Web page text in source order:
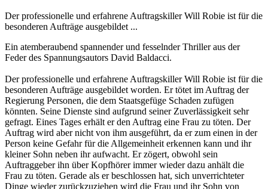
Der professionelle und erfahrene Auftragskiller Will Robie ist für die
besonderen Aufträge ausgebildet ...
Ein atemberaubend spannender und fesselnder Thriller aus der
Feder des Spannungsautors David Baldacci.
Der professionelle und erfahrene Auftragskiller Will Robie ist für die
besonderen Aufträge ausgebildet worden. Er tötet im Auftrag der
Regierung Personen, die dem Staatsgefüge Schaden zufügen
könnten. Seine Dienste sind aufgrund seiner Zuverlässigkeit sehr
gefragt. Eines Tages erhält er den Auftrag eine Frau zu töten. Der
Auftrag wird aber nicht von ihm ausgeführt, da er zum einen in der
Person keine Gefahr für die Allgemeinheit erkennen kann und ihr
kleiner Sohn neben ihr aufwacht. Er zögert, obwohl sein
Auftraggeber ihn über Kopfhörer immer wieder dazu anhält die
Frau zu töten. Gerade als er beschlossen hat, sich unverrichteter
Dinge wieder zurückzuziehen wird die Frau und ihr Sohn von